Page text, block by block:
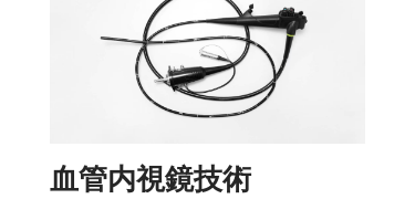
血管内視鏡技術